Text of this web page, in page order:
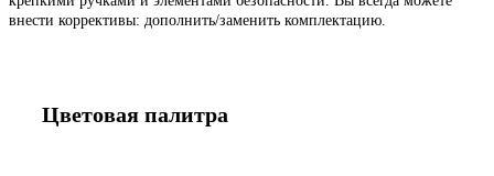
внести коррективы: дополнить/заменить комплектацию.
Цветовая палитра